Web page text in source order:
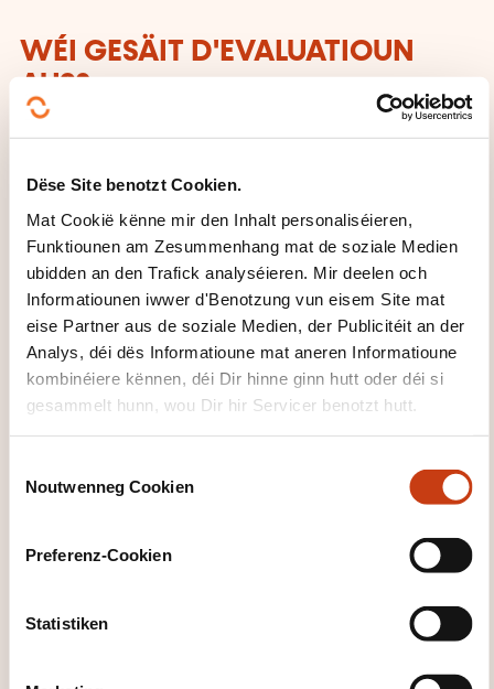
Dëse Site benotzt Cookien.
Mat Cookië kënne mir den Inhalt personaliséieren,
Funktiounen am Zesummenhang mat de soziale Medien
ubidden an den Trafick analyséieren. Mir deelen och
Informatiounen iwwer d'Benotzung vun eisem Site mat
eise Partner aus de soziale Medien, der Publicitéit an der
Analys, déi dës Informatioune mat aneren Informatioune
kombinéiere kënnen, déi Dir hinne ginn hutt oder déi si
gesammelt hunn, wou Dir hir Servicer benotzt hutt.
Noutwenneg Cookien
Preferenz-Cookien
Statistiken
WÉI GESÄIT D'EVALUATIOUN
AUS?
Plan d'action individuel
WAT KRITT DIR UM ENN VUN
DER FORMATIOUN?
Certificat de participation
WÉI ENG ZOUSÄTZLECH
INFORMATIOUNE SI GUTT ZE
WËSSEN?
situations spécifiques issues de leur environnement
les exercices pratiques.